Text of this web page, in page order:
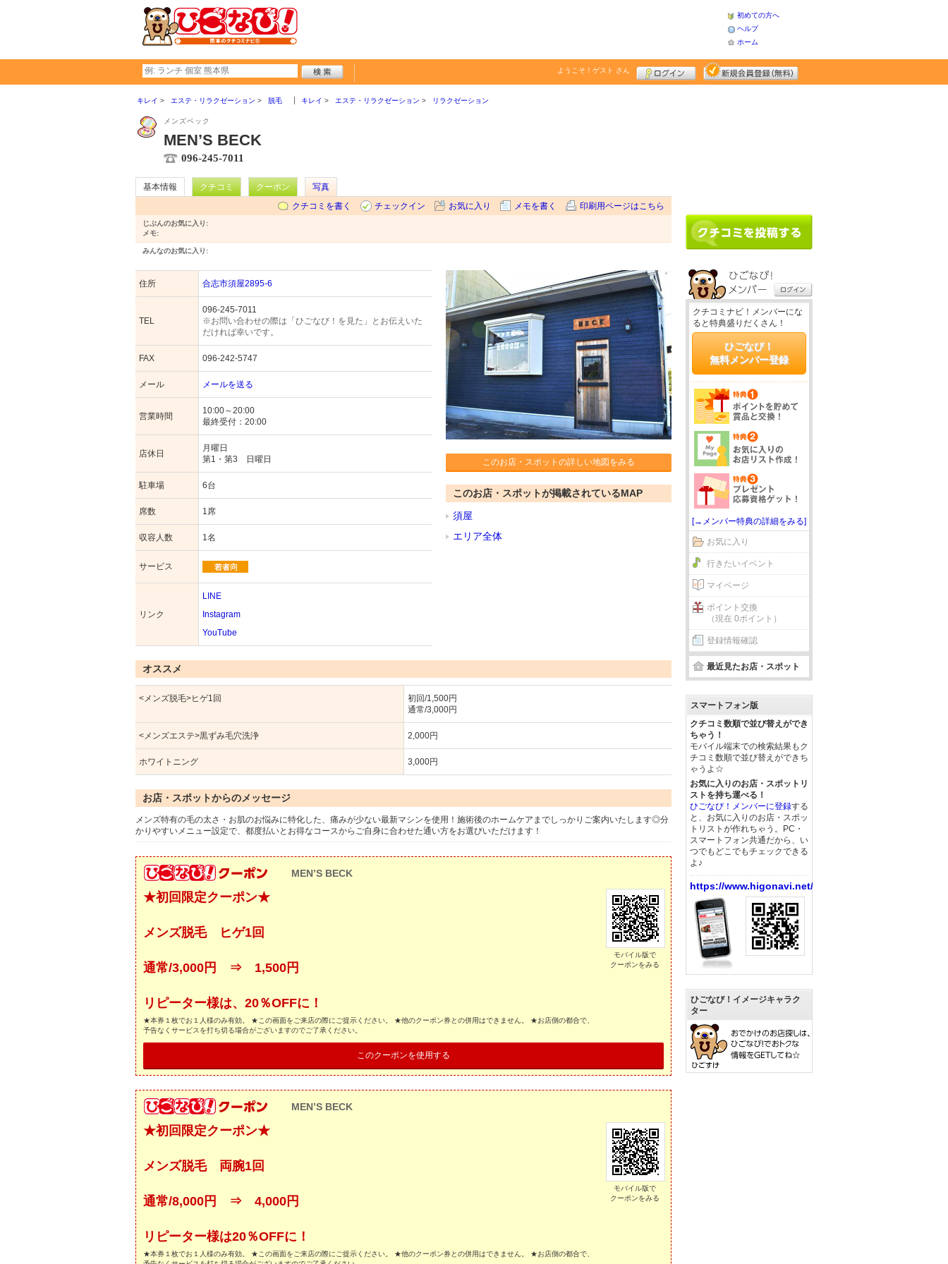
初めての方へ
ヘルプ
ホーム
ようこそ！ ゲスト さん
キレイ エステ・リラクゼーション 脱毛 キレイ エステ・リラクゼーション リラクゼーション
メンズベック
MEN’S BECK
096-245-7011
基本情報 クチコミ クーポン
写真
クチコミを書く
チェックイン お気に入り メモを書く 印刷用ページはこちら
じぶんのお気に入り:
メモ:
みんなのお気に入り:
住所 合志市須屋2895-6
TEL
096-245-7011
※お問い合わせの際は「ひごなび！を見た」とお伝えいた
だければ幸いです。
FAX 096-242-5747
メール メールを送る
営業時間
10:00～20:00
最終受付：20:00
店休日
月曜日
第1・第3 日曜日
駐車場 6台
席数 1席
収容人数 1名
サービス
リンク
LINE
Instagram
YouTube
このお店・スポットの詳しい地図をみる
このお店・スポットが掲載されているMAP
須屋
エリア全体
オススメ
<メンズ脱毛>ヒゲ1回
初回/1,500円
通常/3,000円
<メンズエステ>黒ずみ毛穴洗浄 2,000円
ホワイトニング 3,000円
お店・スポットからのメッセージ
メンズ特有の毛の太さ・お肌のお悩みに特化した、痛みが少ない最新マシンを使用！施術後のホームケアまでしっかりご案内いたします◎分
かりやすいメニュー設定で、都度払いとお得なコースからご自身に合わせた通い方をお選びいただけます！
MEN’S BECK
★初回限定クーポン★
メンズ脱毛 ヒゲ1回
通常/3,000円 ⇒ 1,500円
リピーター様は、20％OFFに！
★本券１枚でお１人様のみ有効。 ★この画面をご来店の際にご提示ください。 ★他のクーポン券との併用はできません。 ★お店側の都合で、
予告なくサービスを打ち切る場合がございますのでご了承ください。
モバイル版で
クーポンをみる
このクーポンを使用する
MEN’S BECK
★初回限定クーポン★
メンズ脱毛 両腕1回
通常/8,000円 ⇒ 4,000円
リピーター様は20％OFFに！
★本券１枚でお１人様のみ有効。 ★この画面をご来店の際にご提示ください。 ★他のクーポン券との併用はできません。 ★お店側の都合で、
モバイル版で
クーポンをみる
クチコミナビ！メンバーにな
ると特典盛りだくさん！
ひごなび！
無料メンバー登録
[→メンバー特典の詳細をみる]
お気に入り
行きたいイベント
マイページ
ポイント交換
（現在 0ポイント）
登録情報確認
最近見たお店・スポット
スマートフォン版
クチコミ数順で並び替えができ
ちゃう！
モバイル端末での検索結果もク
チコミ数順で並び替えができち
ゃうよ☆
お気に入りのお店・スポットリ
ストを持ち運べる！
ひごなび！メンバーに登録する
と、お気に入りのお店・スポッ
トリストが作れちゃう。PC・
スマートフォン共通だから、い
つでもどこでもチェックできる
よ♪
https://www.higonavi.net/
ひごなび！イメージキャラク
ター